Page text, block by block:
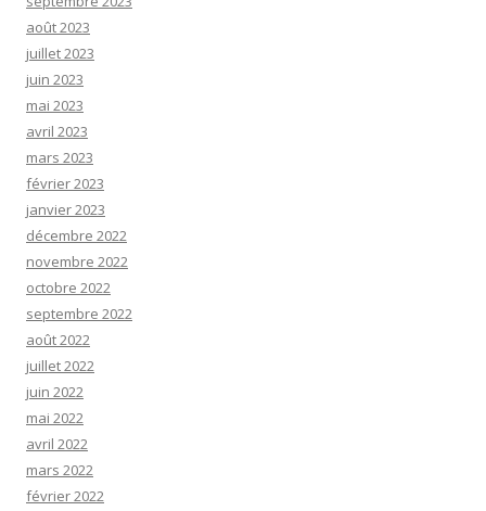
août 2023
juillet 2023
juin 2023
mai 2023
avril 2023
mars 2023
février 2023
janvier 2023
décembre 2022
novembre 2022
octobre 2022
septembre 2022
août 2022
juillet 2022
juin 2022
mai 2022
avril 2022
mars 2022
février 2022